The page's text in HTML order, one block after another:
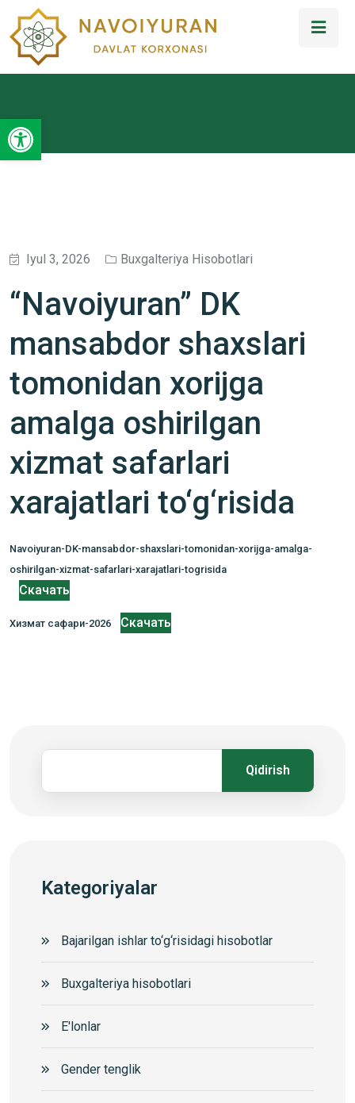
Open toolbar
Iyul 3, 2026 Buxgalteriya Hisobotlari
“Navoiyuran” DK
mansabdor shaxslari
tomonidan xorijga
amalga oshirilgan
xizmat safarlari
xarajatlari to‘g‘risida
Navoiyuran-DK-mansabdor-shaxslari-tomonidan-xorijga-amalga-
oshirilgan-xizmat-safarlari-xarajatlari-togrisida
Скачать
Хизмат сафари-2026 Скачать
Qidirish
Kategoriyalar
Bajarilgan ishlar to‘g‘risidagi hisobotlar
Buxgalteriya hisobotlari
E'lonlar
Gender tenglik